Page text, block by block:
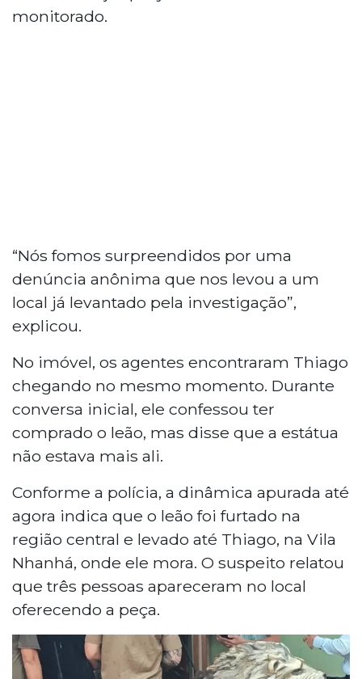
monitorado.
“Nós fomos surpreendidos por uma
denúncia anônima que nos levou a um
local já levantado pela investigação”,
explicou.
No imóvel, os agentes encontraram Thiago
chegando no mesmo momento. Durante
conversa inicial, ele confessou ter
comprado o leão, mas disse que a estátua
não estava mais ali.
Conforme a polícia, a dinâmica apurada até
agora indica que o leão foi furtado na
região central e levado até Thiago, na Vila
Nhanhá, onde ele mora. O suspeito relatou
que três pessoas apareceram no local
oferecendo a peça.